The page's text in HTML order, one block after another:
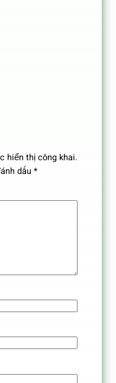
hiển thị công khai.
dấu *